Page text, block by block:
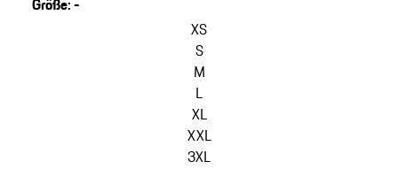
Größe:-
XS
S
M
L
XL
XXL
3XL